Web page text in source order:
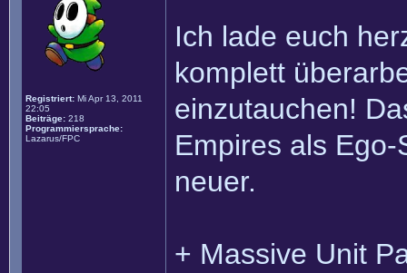
Registriert: Mi Apr 13, 2011
22:05
Beiträge: 218
Programmiersprache:
Lazarus/FPC
Ich lade euch
komplett
einzutauchen!
Empires als
neuer.
+ Massive Unit